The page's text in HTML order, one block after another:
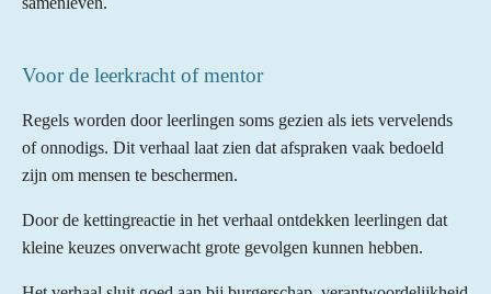
Voor de leerkracht of mentor
Regels worden door leerlingen soms gezien als iets vervelends
of onnodigs. Dit verhaal laat zien dat afspraken vaak bedoeld
zijn om mensen te beschermen.
Door de kettingreactie in het verhaal ontdekken leerlingen dat
kleine keuzes onverwacht grote gevolgen kunnen hebben.